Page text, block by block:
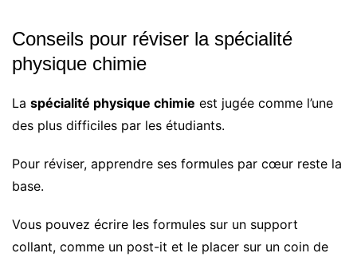
Conseils pour réviser la spécialité
physique chimie
La spécialité physique chimie est jugée comme l’une
des plus difficiles par les étudiants.
Pour réviser, apprendre ses formules par cœur reste la
base.
Vous pouvez écrire les formules sur un support
collant, comme un post-it et le placer sur un coin de